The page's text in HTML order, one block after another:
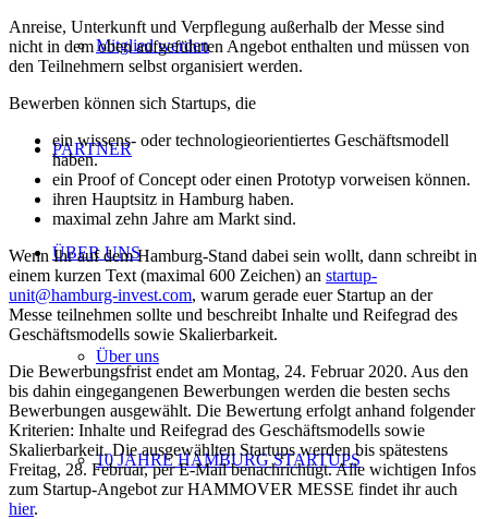
Mitglied werden
PARTNER
ÜBER UNS
Über uns
10 JAHRE HAMBURG STARTUPS
Anreise, Unterkunft und Verpflegung außerhalb der Messe sind
nicht in dem oben aufgeführten Angebot enthalten und müssen von
den Teilnehmern selbst organisiert werden.
Bewerben können sich Startups, die
ein wissens- oder technologieorientiertes Geschäftsmodell
haben.
ein Proof of Concept oder einen Prototyp vorweisen können.
ihren Hauptsitz in Hamburg haben.
maximal zehn Jahre am Markt sind.
Wenn Ihr auf dem Hamburg-Stand dabei sein wollt, dann schreibt in
einem kurzen Text (maximal 600 Zeichen) an startup-
unit@hamburg-invest.com, warum gerade euer Startup an der
Messe teilnehmen sollte und beschreibt Inhalte und Reifegrad des
Geschäftsmodells sowie Skalierbarkeit.
Die Bewerbungsfrist endet am Montag, 24. Februar 2020. Aus den
bis dahin eingegangenen Bewerbungen werden die besten sechs
Bewerbungen ausgewählt. Die Bewertung erfolgt anhand folgender
Kriterien: Inhalte und Reifegrad des Geschäftsmodells sowie
Skalierbarkeit. Die ausgewählten Startups werden bis spätestens
Freitag, 28. Februar, per E-Mail benachrichtigt. Alle wichtigen Infos
zum Startup-Angebot zur HAMMOVER MESSE findet ihr auch
hier.